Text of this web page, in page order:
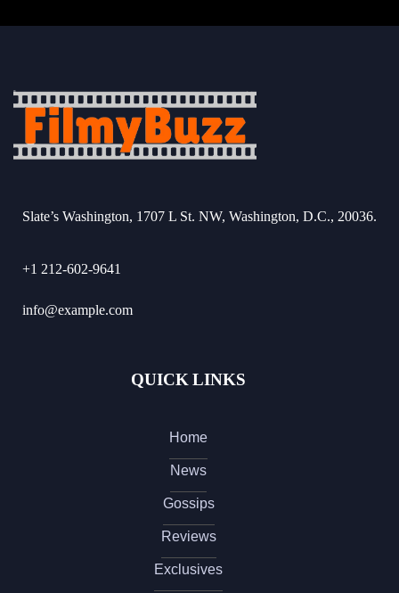
Slate’s Washington, 1707 L St. NW, Washington, D.C., 20036.
+1 212-602-9641
info@example.com
QUICK LINKS
Home
News
Gossips
Reviews
Exclusives